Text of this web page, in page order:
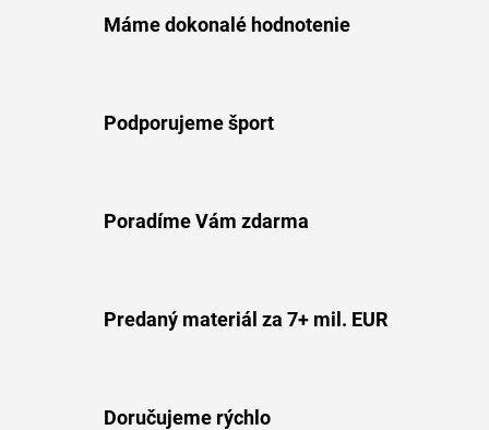
Máme dokonalé hodnotenie
Podporujeme šport
Poradíme Vám zdarma
Predaný materiál za 7+ mil. EUR
Doručujeme rýchlo